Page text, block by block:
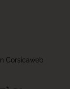
Corsicaweb